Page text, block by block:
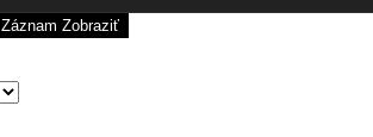
Záznam Zobraziť